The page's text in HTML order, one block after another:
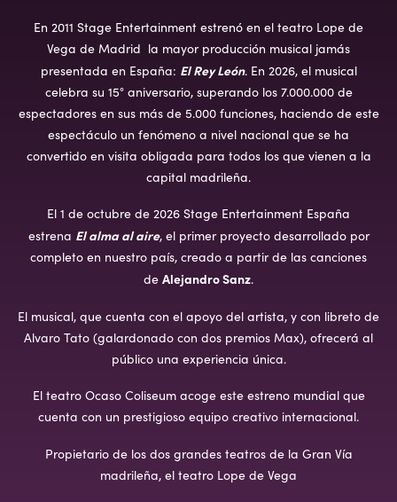
En 2011 Stage Entertainment estrenó en el teatro Lope de
Vega de Madrid la mayor producción musical jamás
presentada en España: El Rey León. En 2026, el musical
celebra su 15° aniversario, superando los 7.000.000 de
espectadores en sus más de 5.000 funciones, haciendo de este
espectáculo un fenómeno a nivel nacional que se ha
convertido en visita obligada para todos los que vienen a la
capital madrileña.
El 1 de octubre de 2026 Stage Entertainment España
estrena El alma al aire, el primer proyecto desarrollado por
completo en nuestro país, creado a partir de las canciones
de Alejandro Sanz.
El musical, que cuenta con el apoyo del artista, y con libreto de
Alvaro Tato (galardonado con dos premios Max), ofrecerá al
público una experiencia única.
El teatro Ocaso Coliseum acoge este estreno mundial que
cuenta con un prestigioso equipo creativo internacional.
Propietario de los dos grandes teatros de la Gran Vía
madrileña, el teatro Lope de Vega